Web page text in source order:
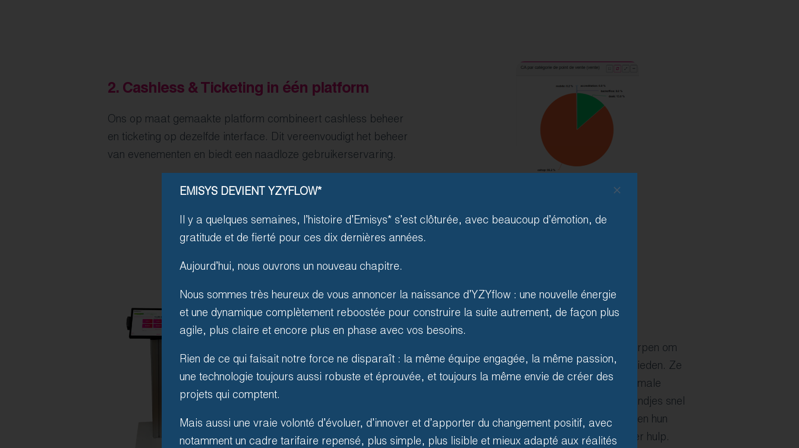
2. Cashless & Ticketing in één platform
Ons op maat gemaakte platform combineert cashless beheer
en ticketing op dezelfde interface. Dit vereenvoudigt het beheer
van evenementen en biedt een naadloze gebruikerservaring.
3. Oplaadstations
Onze automatische opwaardeerterminals zijn ontworpen om
gebruikers een vloeiende en autonome ervaring te bieden. Ze
zijn eenvoudig te installeren en ontworpen voor maximale
autonomie, zodat deelnemers hun kaarten of polsbandjes snel
kunnen opwaarderen, hun saldo kunnen controleren en hun
betalingsgeschiedenis kunnen inzien, allemaal zonder hulp.
EMISYS DEVIENT YZYFLOW*
Il y a quelques semaines, l’histoire d’Emisys* s’est clôturée, avec beaucoup d’émotion, de
gratitude et de fierté pour ces dix dernières années.
Aujourd’hui, nous ouvrons un nouveau chapitre.
Nous sommes très heureux de vous annoncer la naissance d’YZYflow : une nouvelle énergie
et une dynamique complètement reboostée pour construire la suite autrement, de façon plus
agile, plus claire et encore plus en phase avec vos besoins.
Rien de ce qui faisait notre force ne disparaît : la même équipe engagée, la même passion,
une technologie toujours aussi robuste et éprouvée, et toujours la même envie de créer des
projets qui comptent.
Mais aussi une vraie volonté d’évoluer, d’innover et d’apporter du changement positif, avec
notamment un cadre tarifaire repensé, plus simple, plus lisible et mieux adapté aux réalités